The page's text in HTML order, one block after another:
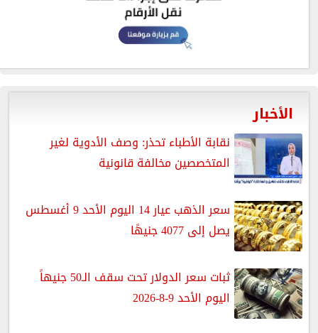
الأخبار
نقابة الأطباء تحذر: وصف الأدوية لغير
المتخصصين مخالفة قانونية
سعر الذهب عيار 14 اليوم الأحد 9 أغسطس
يصل إلى 4077 جنيهًا
ثبات سعر الدولار تحت سقف الـ50 جنيهاً
اليوم الأحد 9-8-2026